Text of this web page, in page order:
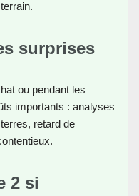
surprises
ou pendant les
importants : analyses
retard de
2 si